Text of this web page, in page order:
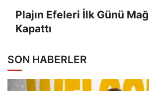
Plajın Efeleri İlk Günü
Kapattı
SON HABERLER